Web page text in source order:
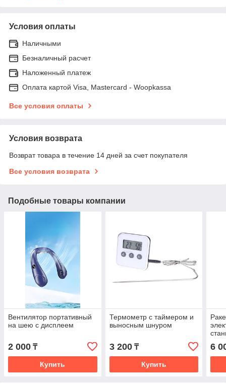
Условия оплаты
Наличными
Безналичный расчет
Наложенный платеж
Оплата картой Visa, Mastercard - Woopkassa
Все условия оплаты
Условия возврата
Возврат товара в течение 14 дней за счет покупателя
Все условия возврата
Подобные товары компании
Вентилятор портативный
на шею с дисплеем
2 000 ₸
Купить
Термометр с таймером и
выносным шнуром
3 200₸
Купить
6